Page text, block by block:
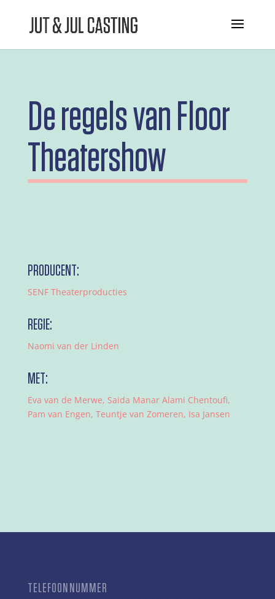
De regels van Floor
Theatershow
PRODUCENT:
SENF Theaterproducties
REGIE:
Naomi van der Linden
MET:
Eva van de Merwe, Saida Manar Alami Chentoufi,
Pam van Engen, Teuntje van Zomeren, Isa Jansen
TELEFOONNUMMER